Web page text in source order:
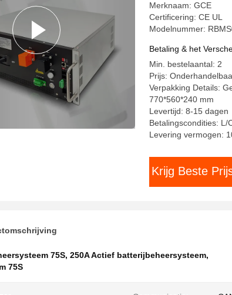
Merknaam: GCE
Certificering: CE UL
Modelnummer:
Betaling & het
Min. bestelaantal: 2
Prijs:
Verpakking Details:
770*560*240 mm
Levertijd: 8-15 dagen
Betalingscondities: L/
Levering vermogen:
Krijg Beste
75S, 250A Actief batterijbeheersysteem,
75S